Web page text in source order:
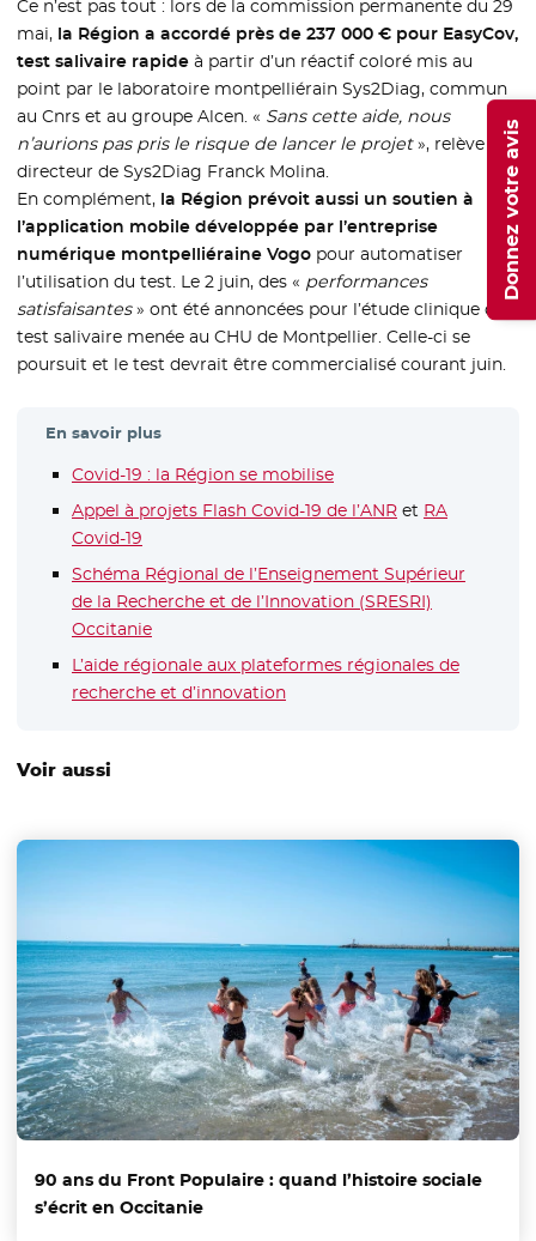
Ce n’est pas tout : lors de la commission permanente du 29
mai, la Région a accordé près de 237 000 € pour EasyCov,
test salivaire rapide à partir d’un réactif coloré mis au
point par le laboratoire montpelliérain Sys2Diag, commun
au Cnrs et au groupe Alcen. « Sans cette aide, nous
n’aurions pas pris le risque de lancer le projet», relève le
directeur de Sys2Diag Franck Molina.
En complément, la Région prévoit aussi un soutien à
l’application mobile développée par l’entreprise
numérique montpelliéraine Vogo pour automatiser
l’utilisation du test. Le 2 juin, des « performances
satisfaisantes» ont été annoncées pour l’étude clinique du
test salivaire menée au CHU de Montpellier. Celle-ci se
poursuit et le test devrait être commercialisé courant juin.
En savoir plus
Covid-19 : la Région se mobilise
Appel à projets Flash Covid-19 de l’ANR- Nouvelle
et RA
Covid-19
Schéma Régional de l’Enseignement Supérieur
de la Recherche et de l’Innovation (SRESRI)
Occitanie
L’aide régionale aux plateformes régionales de
recherche et d’innovation
Voir aussi
90 ans du Front Populaire : quand l’histoire sociale
s’écrit en Occitanie
Donnez votre avis